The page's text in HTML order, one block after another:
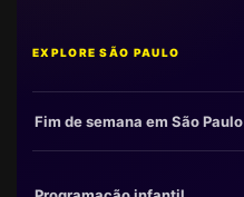
EXPLORE SÃO PAULO
Fim de semana em São Paulo